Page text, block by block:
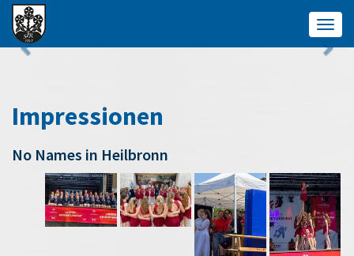
Impressionen
No Names in Heilbronn